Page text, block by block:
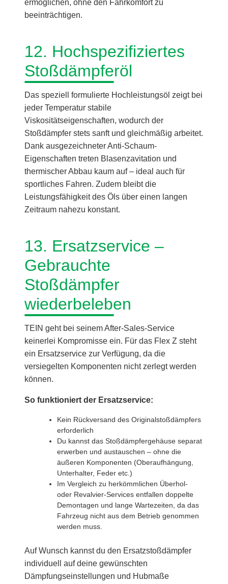
ermöglichen, ohne den Fahrkomfort zu
beeinträchtigen.
12. Hochspezifiziertes
Stoßdämpferöl
Das speziell formulierte Hochleistungsöl zeigt bei
jeder Temperatur stabile
Viskositätseigenschaften, wodurch der
Stoßdämpfer stets sanft und gleichmäßig arbeitet.
Dank ausgezeichneter Anti-Schaum-
Eigenschaften treten Blasenzavitation und
thermischer Abbau kaum auf – ideal auch für
sportliches Fahren. Zudem bleibt die
Leistungsfähigkeit des Öls über einen langen
Zeitraum nahezu konstant.
13. Ersatzservice –
Gebrauchte
Stoßdämpfer
wiederbeleben
TEIN geht bei seinem After-Sales-Service
keinerlei Kompromisse ein. Für das Flex Z steht
ein Ersatzservice zur Verfügung, da die
versiegelten Komponenten nicht zerlegt werden
können.
So funktioniert der Ersatzservice:
Kein Rückversand des Originalstoßdämpfers
erforderlich
Du kannst das Stoßdämpfergehäuse separat
erwerben und austauschen – ohne die
äußeren Komponenten (Oberaufhängung,
Unterhalter, Feder etc.)
Im Vergleich zu herkömmlichen Überhol-
oder Revalvier-Services entfallen doppelte
Demontagen und lange Wartezeiten, da das
Fahrzeug nicht aus dem Betrieb genommen
werden muss.
Auf Wunsch kannst du den Ersatzstoßdämpfer
individuell auf deine gewünschten
Dämpfungseinstellungen und Hubmaße